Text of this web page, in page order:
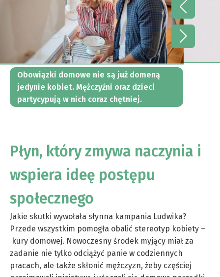
Obowiązki domowe nie są już domeną
jedynie kobiet. Mężczyźni oraz dzieci
partycypują w nich coraz chętniej.
Płyn, który zmywa naczynia i
wspiera ideę postępu
społecznego
Jakie skutki wywołała słynna kampania Ludwika?
Przede wszystkim pomogła obalić stereotyp kobiety –
kury domowej. Nowoczesny środek myjący miał za
zadanie nie tylko odciążyć panie w codziennych
pracach, ale także skłonić mężczyzn, żeby częściej